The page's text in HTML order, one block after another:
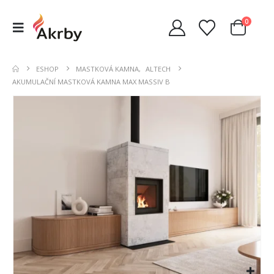
0
ESHOP MASTKOVÁ KAMNA,
ALTECH
AKUMULAČNÍ MASTKOVÁ KAMNA MAX MASSIV B